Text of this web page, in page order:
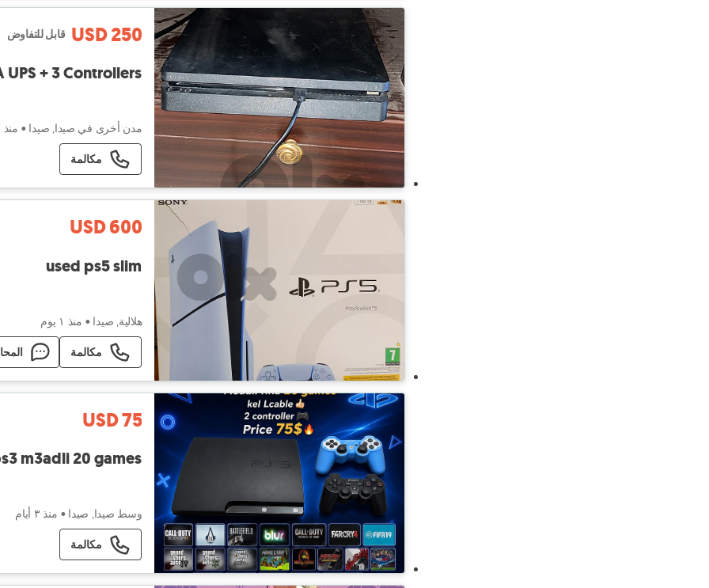
USD 250 قابل للتفاوض
UPS + 3 Controllers
مدن أخرى في صيدا, صيدا • منذ ٢١ ساعة
مكالمة
USD 600
used ps5 slim
هلالية, صيدا • منذ ١ يوم
مكالمة
USD 75
m3adli 20 games
وسط صيدا, صيدا • منذ ٣ أيام
مكالمة